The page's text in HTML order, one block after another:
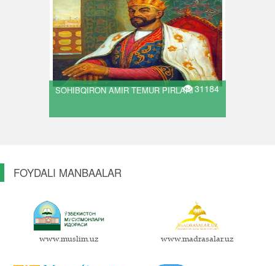
SOHIBQIRON AMIR TEMUR PIRLARI31184
FOYDALI MANBAALAR
www.muslim.uz www.madrasalar.uz